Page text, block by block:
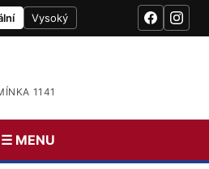
Vysoký
1141
☰ MENU